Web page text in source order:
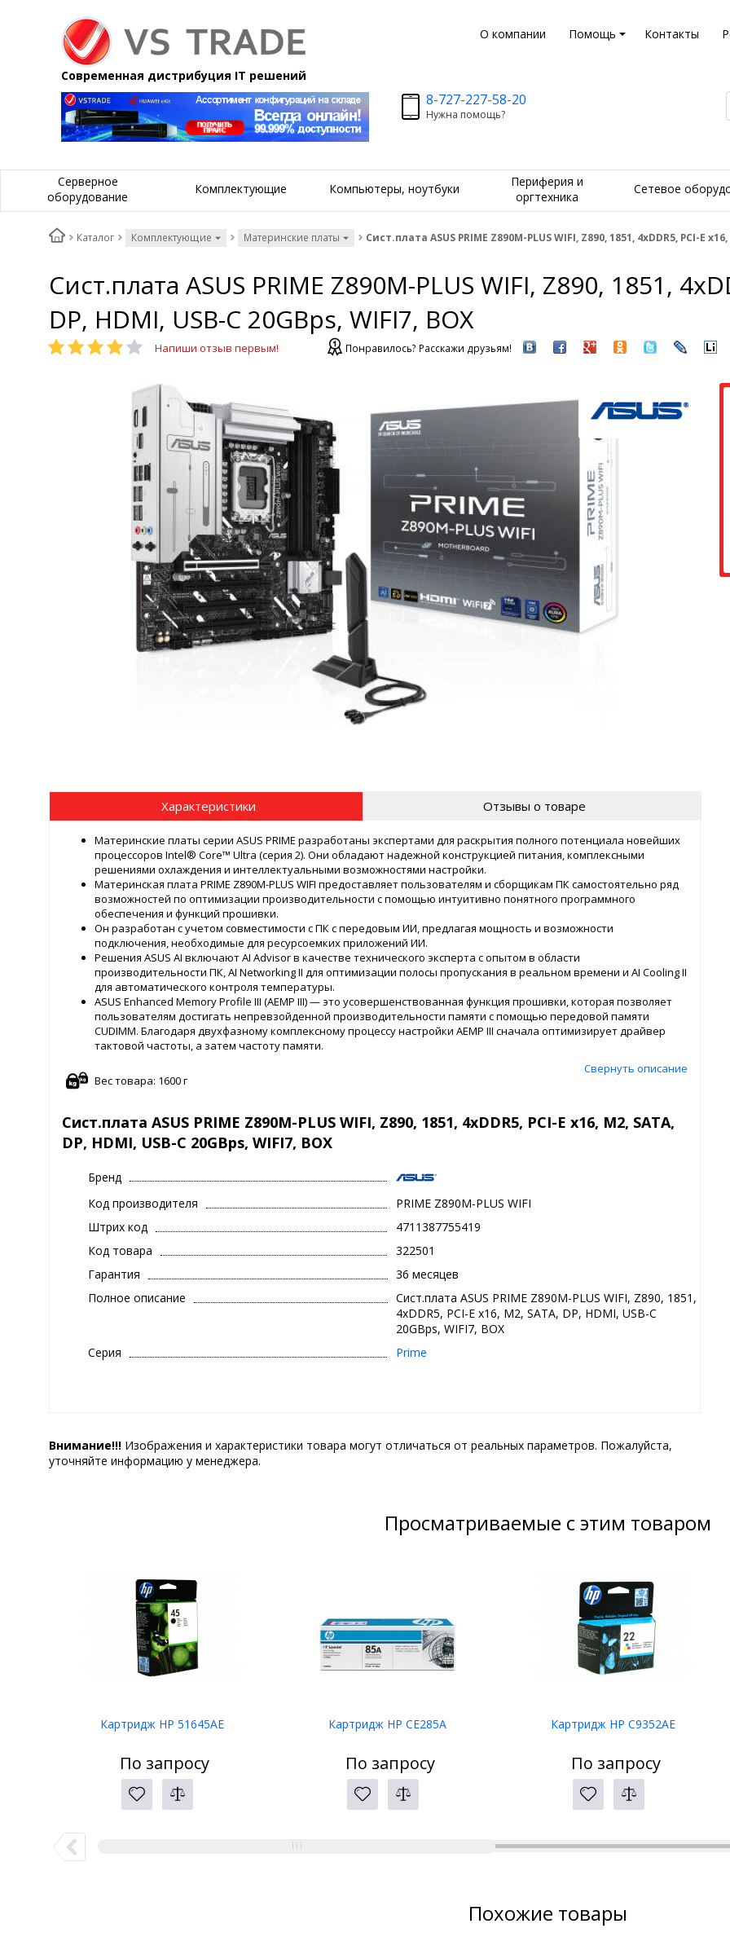
О компании Помощь Контакты
Современная дистрибуция IT решений
8-727-227-58-20
Нужна помощь?
Серверное
оборудование
Комплектующие Компьютеры, ноутбуки
Периферия и
оргтехника
Сетевое
Каталог Комплектующие Материнские платы Сист.плата ASUS PRIME Z890M-PLUS WIFI, Z890, 1851, 4xDDR5, PCI-E
Сист.плата ASUS PRIME Z890M-PLUS WIFI, Z890, 1851,
DP, HDMI, USB-C 20GBps, WIFI7, BOX
Напиши отзыв первым! Понравилось? Расскажи друзьям!
Характеристики Отзывы о товаре
Материнские платы серии ASUS PRIME разработаны экспертами для раскрытия полного потенциала новейших
процессоров Intel® Core™ Ultra (серия 2). Они обладают надежной конструкцией питания, комплексными
решениями охлаждения и интеллектуальными возможностями настройки.
Материнская плата PRIME Z890M-PLUS WIFI предоставляет пользователям и сборщикам ПК самостоятельно ряд
возможностей по оптимизации производительности с помощью интуитивно понятного программного
обеспечения и функций прошивки.
Он разработан с учетом совместимости с ПК с передовым ИИ, предлагая мощность и возможности
подключения, необходимые для ресурсоемких приложений ИИ.
Решения ASUS AI включают AI Advisor в качестве технического эксперта с опытом в области
производительности ПК, AI Networking II для оптимизации полосы пропускания в реальном времени и AI Cooling II
для автоматического контроля температуры.
ASUS Enhanced Memory Profile III (AEMP III) — это усовершенствованная функция прошивки, которая позволяет
пользователям достигать непревзойденной производительности памяти с помощью передовой памяти
CUDIMM. Благодаря двухфазному комплексному процессу настройки AEMP III сначала оптимизирует драйвер
тактовой частоты, а затем частоту памяти.
Свернуть описание
Вес товара: 1600 г
Сист.плата ASUS PRIME Z890M-PLUS WIFI, Z890, 1851, 4xDDR5, PCI-E x16, M2, SATA,
DP, HDMI, USB-C 20GBps, WIFI7, BOX
Бренд
Код производителя
PRIME Z890M-PLUS WIFI
Штрих код
4711387755419
Код товара
322501
Гарантия
36 месяцев
Полное описание
Сист.плата ASUS PRIME Z890M-PLUS WIFI, Z890, 1851,
4xDDR5, PCI-E x16, M2, SATA, DP, HDMI, USB-C
20GBps, WIFI7, BOX
Серия
Prime
Внимание!!! Изображения и характеристики товара могут отличаться от реальных параметров. Пожалуйста,
уточняйте информацию у менеджера.
Просматриваемые с этим товаром
Картридж HP 51645AE
По запросу
Картридж HP CE285A
По запросу
Картридж HP C9352AE
По запросу
Похожие товары